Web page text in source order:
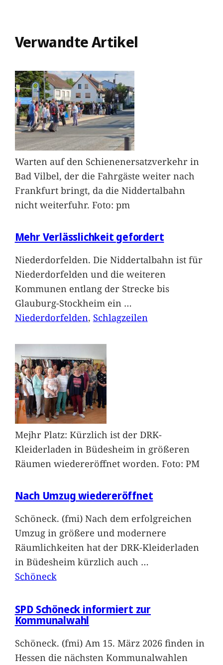
Verwandte Artikel
Warten auf den Schienenersatzverkehr in
Bad Vilbel, der die Fahrgäste weiter nach
Frankfurt bringt, da die Niddertalbahn
nicht weiterfuhr. Foto: pm
Mehr Verlässlichkeit gefordert
Niederdorfelden. Die Niddertalbahn ist für
Niederdorfelden und die weiteren
Kommunen entlang der Strecke bis
Glauburg-Stockheim ein …
Niederdorfelden, Schlagzeilen
Mejhr Platz: Kürzlich ist der DRK-
Kleiderladen in Büdesheim in größeren
Räumen wiedereröffnet worden. Foto: PM
Nach Umzug wiedereröffnet
Schöneck. (fmi) Nach dem erfolgreichen
Umzug in größere und modernere
Räumlichkeiten hat der DRK-Kleiderladen
in Büdesheim kürzlich auch …
Schöneck
SPD Schöneck informiert zur
Kommunalwahl
Schöneck. (fmi) Am 15. März 2026 finden in
Hessen die nächsten Kommunalwahlen